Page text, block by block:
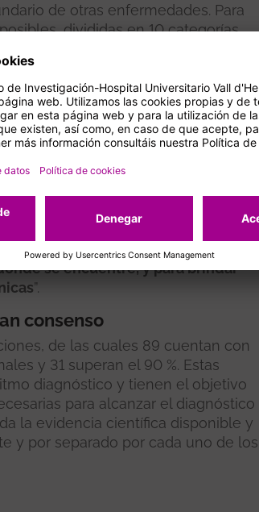
de otras enfermedades. Para
divididas en 10 categorías,
a tratamientos y
nervioso.
se debe determinar si el
como la rumiación o la
vuelven a la boca sin necesidad de
A partir de ahí, se sugieren
de motilidad y problemas de
clave para distinguir entre
“
cruciales para avanzar en la
se encuentre, y para brindar
”.
consenso
de las cuales 89 cuentan con
y 31 superan el 90 %. Estas
diagnóstico y tienen el objetivo
para alcanzar el diagnóstico
la evidencia científica disponible y
y por separado por cada uno de los